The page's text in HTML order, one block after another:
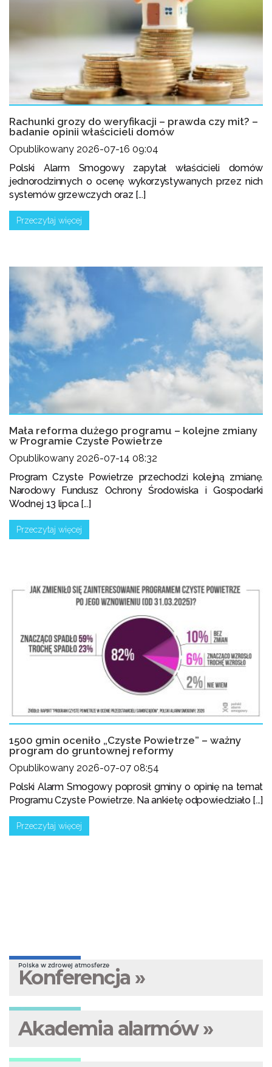
Rachunki grozy do weryfikacji – prawda czy mit? –
badanie opinii właścicieli domów
Opublikowany 2026-07-16 09:04
Polski Alarm Smogowy zapytał właścicieli domów
jednorodzinnych o ocenę wykorzystywanych przez nich
systemów grzewczych oraz [...]
Przeczytaj więcej
Mała reforma dużego programu – kolejne zmiany
w Programie Czyste Powietrze
Opublikowany 2026-07-14 08:32
Program Czyste Powietrze przechodzi kolejną zmianę.
Narodowy Fundusz Ochrony Środowiska i Gospodarki
Wodnej 13 lipca [...]
Przeczytaj więcej
1500 gmin oceniło „Czyste Powietrze” – ważny
program do gruntownej reformy
Opublikowany 2026-07-07 08:54
Polski Alarm Smogowy poprosił gminy o opinię na temat
Programu Czyste Powietrze. Na ankietę odpowiedziało [...]
Przeczytaj więcej
Polska w zdrowej atmosferze
Konferencja »
Akademia alarmów »